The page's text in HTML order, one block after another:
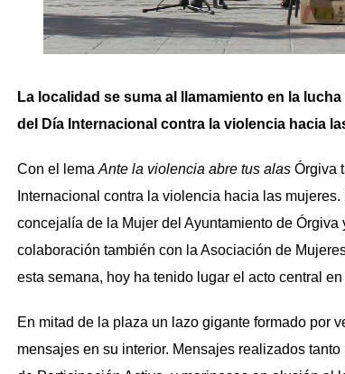
La localidad se suma al llamamiento en la
del Día Internacional contra la violencia hacia
Con el lema Ante la violencia abre tus alas Órgiva
Internacional contra la violencia hacia las
concejalía de la Mujer del Ayuntamiento de
colaboración también con la Asociación de
esta semana, hoy ha tenido lugar el acto central
En mitad de la plaza un lazo gigante formado por
mensajes en su interior. Mensajes realizados